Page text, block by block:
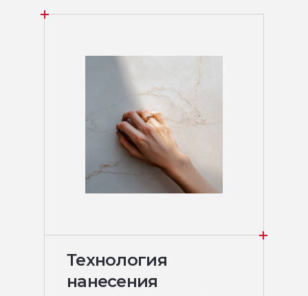
Технология
нанесения